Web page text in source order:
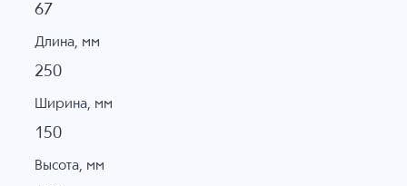
67
Длина, мм
250
Ширина, мм
150
Высота, мм